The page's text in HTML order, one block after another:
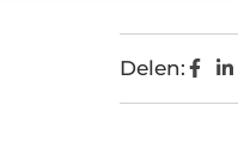
Delen: